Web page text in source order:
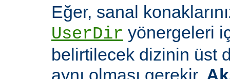
Eğer, sanal
UserDir yönergeleri
belirtilecek dizinin üst